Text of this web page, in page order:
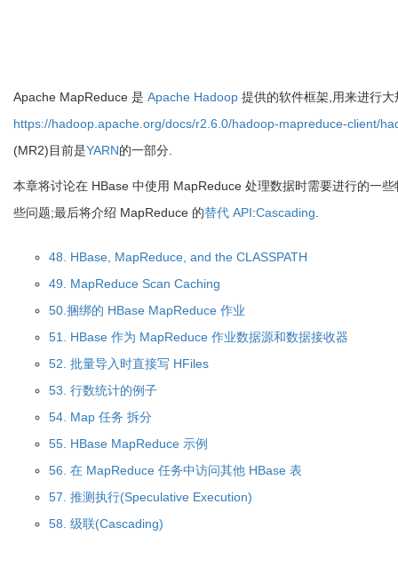
Apache MapReduce 是 Apache Hadoop 提供的软件框架,用来进行
https://hadoop.apache.org/docs/r2.6.0/hadoop-mapreduce-client/
(MR2)目前是YARN的一部分.
本章将讨论在 HBase 中使用 MapReduce 处理数据时需要进行的一
些问题;最后将介绍 MapReduce 的替代 API:Cascading
48. HBase, MapReduce, and the CLASSPATH
49. MapReduce Scan Caching
50.捆绑的 HBase MapReduce 作业
51. HBase 作为 MapReduce 作业数据源和数据接收器
52. 批量导入时直接写 HFiles
53. 行数统计的例子
54. Map 任务 拆分
55. HBase MapReduce 示例
56. 在 MapReduce 任务中访问其他 HBase 表
57. 推测执行(Speculative Execution)
58. 级联(Cascading)